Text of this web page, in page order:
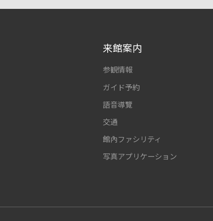
来館案内
参観情報
ガイド予約
語音導覽
交通
館內ファシリティ
写真アプリケーション